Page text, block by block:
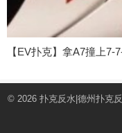
【EV扑克】拿A7撞上
© 2026 扑克反水|德州扑克